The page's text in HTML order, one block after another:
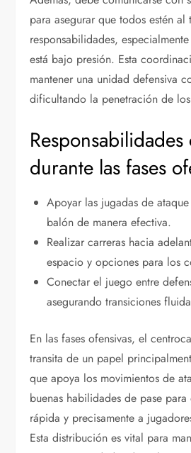
para asegurar que todos estén al
responsabilidades,
está bajo presión. Esta
mantener una unidad defensiva
dificultando la penetración de
Responsabilidades
durante las fases
Apoyar las jugadas de
balón de manera efectiva.
Realizar carreras hacia
espacio y opciones para los
Conectar el juego entre
asegurando transiciones
En las fases ofensivas, el
transita de un papel
que apoya los movimientos de
buenas habilidades de pase
rápida y precisamente a
Esta distribución es vital para